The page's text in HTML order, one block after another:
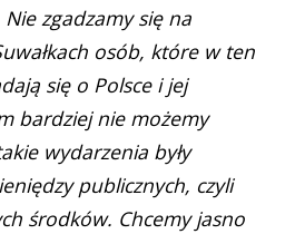
Nie zgadzamy się na
osób, które w ten
się o Polsce i jej
bardziej nie możemy
wydarzenia były
publicznych, czyli
środków. Chcemy jasno